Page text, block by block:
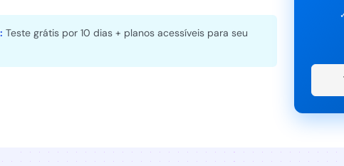
Teste grátis por 10 dias + planos acessíveis para seu